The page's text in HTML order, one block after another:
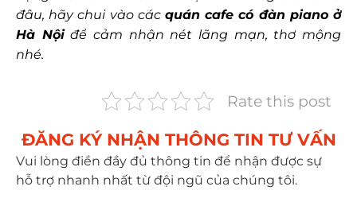
đâu, hãy chui vào các quán cafe có đàn piano ở
Hà Nộiđể cảm nhận nét lãng mạn, thơ mộng
nhé.
Rate this post
ĐĂNG KÝ NHẬN THÔNG TIN TƯ VẤN​
Vui lòng điền đầy đủ thông tin để nhận được sự
hỗ trợ nhanh nhất từ đội ngũ của chúng tôi.